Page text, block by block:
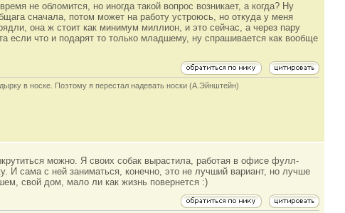
не обломится, но иногда такой вопрос возникает, а когда? Ну
сначала, потом может на работу устроюсь, но откуда у меня
она ж стоит как минимум миллион, и это сейчас, а через пару
если что и подарят то только младшему, ну спрашивается как вообще
в носке. Поэтому я перестал надевать носки (А.Эйнштейн)
можно. Я своих собак вырастила, работая в офисе фулл-
И сама с ней заниматься, конечно, это не лучший вариант, но лучше
свой дом, мало ли как жизнь повернется :)